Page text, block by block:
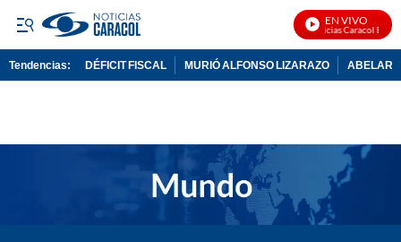
EN VIVO
Noticias Caracol En Vivo
Tendencias: DÉFICIT FISCAL MURIÓ ALFONSO LIZARAZO